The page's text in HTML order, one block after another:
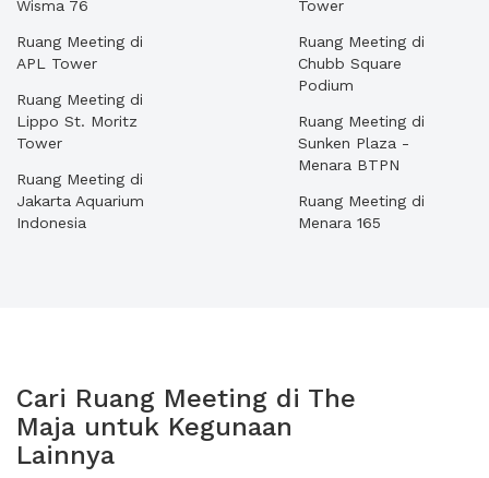
Wisma 76
Ruang Meeting di
APL Tower
Ruang Meeting di
Lippo St. Moritz
Tower
Ruang Meeting di
Jakarta Aquarium
Indonesia
Tower
Ruang Meeting di
Chubb Square
Podium
Ruang Meeting di
Sunken Plaza -
Menara BTPN
Ruang Meeting di
Menara 165
Cari Ruang Meeting di The
Maja untuk Kegunaan
Lainnya